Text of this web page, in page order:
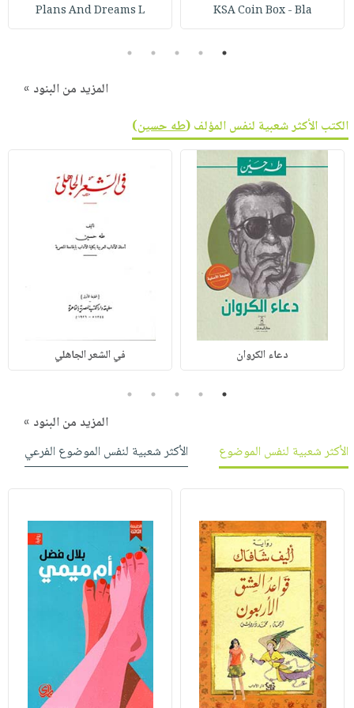
صابون
أطفال
فيديوهات
نيل
وفرات
انشر
تواصل
معنا
عربة
KSA Coin Box - Bla
Plans And Dreams L
1
2
3
4
5
المزيد من البنود »
الكتب الأكثر شعبية لنفس المؤلف (طه حسين)
دعاء الكروان في الشعر الجاهلي
1
2
3
4
5
المزيد من البنود »
الأكثر شعبية لنفس الموضوع
الأكثر شعبية لنفس الموضوع الفرعي